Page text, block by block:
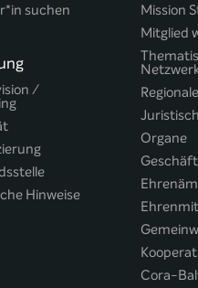
suchen
/
Hinweise
Mission
Mitglied
Organe
Cora-